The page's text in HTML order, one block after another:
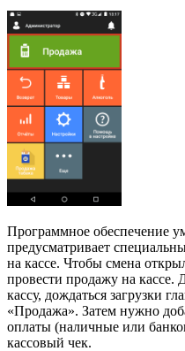
Программное обеспечение
предусматривает
на кассе. Чтобы смена
провести продажу на кассе.
кассу, дождаться загрузки
«Продажа». Затем нужно
оплаты (наличные или
кассовый чек.